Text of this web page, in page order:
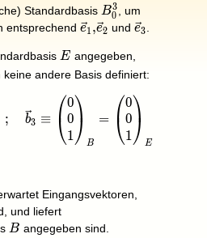
StandardbasisB_0^3
B0
3, um
entsprechend\vec
e_2
e1 ,e2 und\vec
e3.
E
E angegeben,
keine andere Basis definiert:
; b3 ≡ ⎝
⎛0
0
1⎠
⎞
B
= ⎝
⎛0
0
1⎠
⎞
E
Eingangsvektoren,
und liefert
B
B angegeben sind.